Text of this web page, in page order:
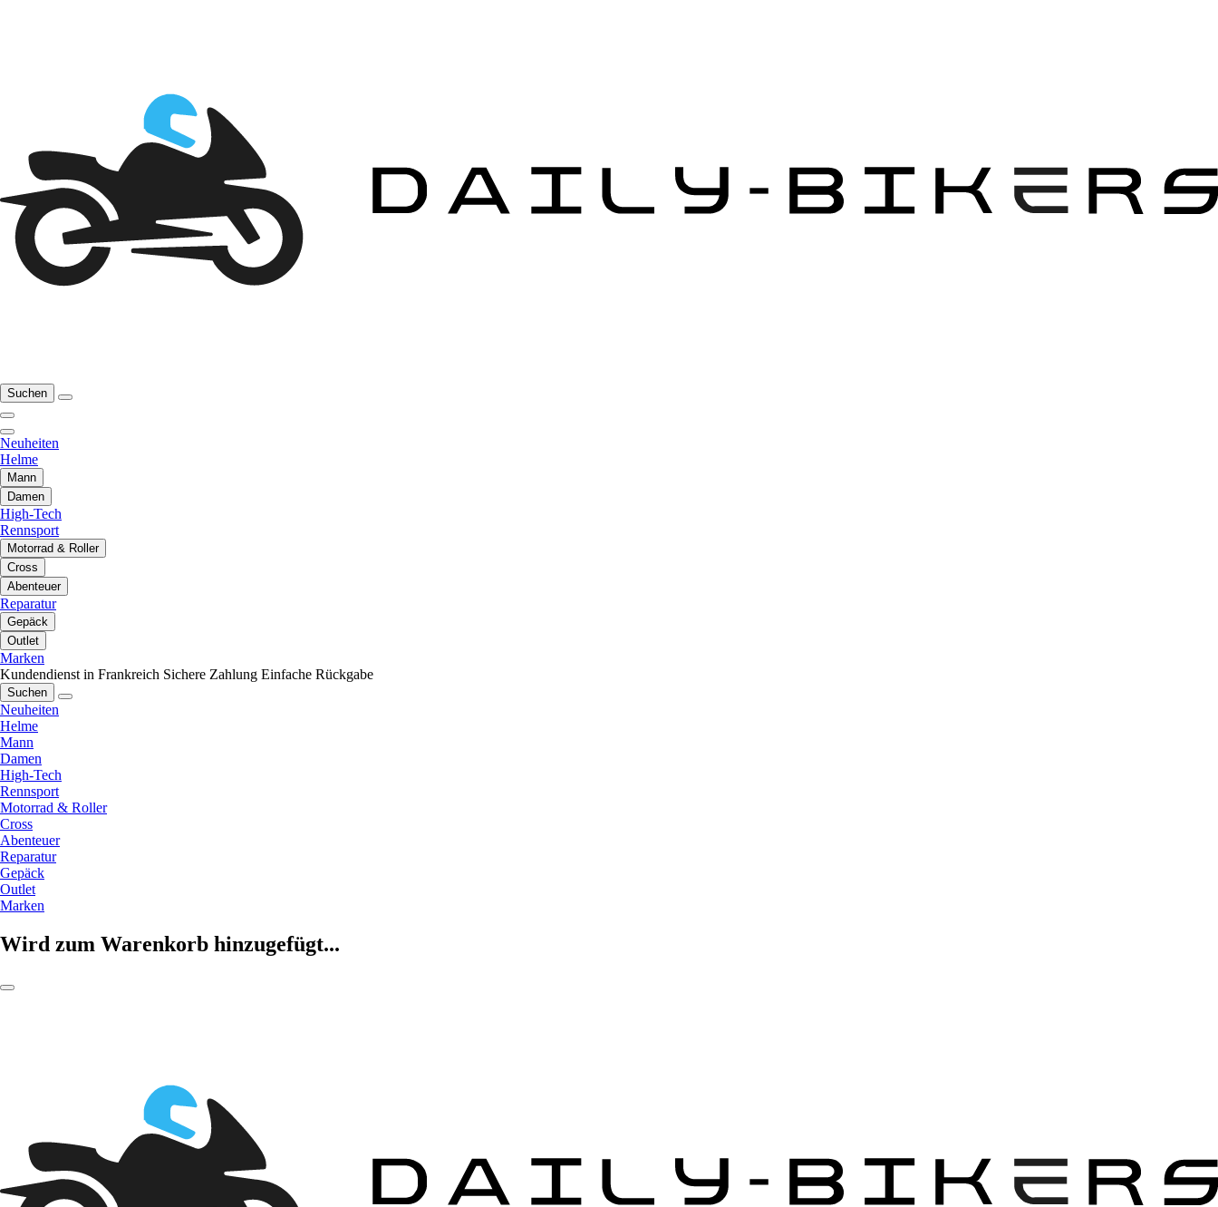
Suchen
Neuheiten
Helme
Mann
Damen
High-Tech
Rennsport
Motorrad & Roller
Cross
Abenteuer
Reparatur
Gepäck
Outlet
Marken
Kundendienst in Frankreich Sichere Zahlung Einfache Rückgabe
Suchen
Neuheiten
Helme
Mann
Damen
High-Tech
Rennsport
Motorrad & Roller
Cross
Abenteuer
Reparatur
Gepäck
Outlet
Marken
Wird zum Warenkorb hinzugefügt...